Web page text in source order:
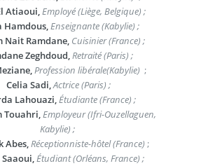
Atiaoui,Employé (Liège, Belgique) ;
Hamdous,Enseignante (Kabylie) ;
Nait Ramdane, Cuisinier (France) ;
Zeghdoud,Retraité (Paris) ;
Profession libérale(Kabylie) ;
Celia Sadi,Actrice (Paris) ;
Lahouazi,Étudiante (France) ;
Touahri,Employeur (Ifri-Ouzellaguen,
Kabylie) ;
Abes,Réceptionniste-hôtel (France) ;
Étudiant (Orléans, France) ;